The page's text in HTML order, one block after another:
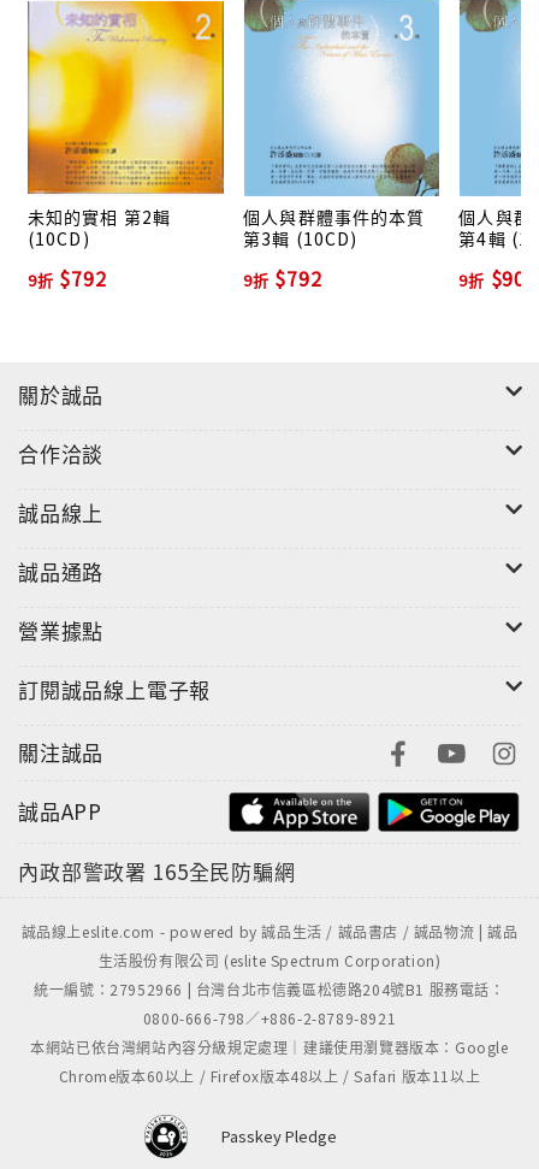
"
未知的實相 第2輯
(10CD)
9折 $792
個人與群體事件的本質
第3輯 (10CD)
9折 $792
個人與群
第4輯
9折 $900
關於誠品
合作洽談
誠品線上
誠品通路
營業據點
訂閱誠品線上電子報
關注誠品
誠品APP
內政部警政署 165全民防騙網
誠品線上eslite.com - powered by 誠品生活 / 誠品書店 / 誠品物流 | 誠品
生活股份有限公司 (eslite Spectrum Corporation)
統一編號：27952966 | 台灣台北市信義區松德路204號B1 服務電話：
0800-666-798／+886-2-8789-8921
本網站已依台灣網站內容分級規定處理｜建議使用瀏覽器版本：Google
Chrome版本60以上 / Firefox版本48以上 / Safari 版本11以上
Passkey Pledge